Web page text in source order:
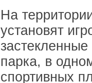
На
установят
парка, в
спортивных